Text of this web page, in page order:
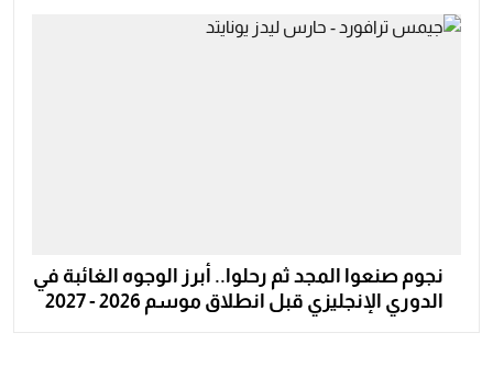
نجوم صنعوا المجد ثم رحلوا.. أبرز الوجوه الغائبة في
الدوري الإنجليزي قبل انطلاق موسم 2026 - 2027